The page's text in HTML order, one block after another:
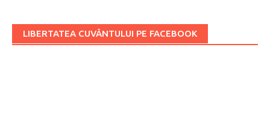
LIBERTATEA CUVÂNTULUI PE FACEBOOK